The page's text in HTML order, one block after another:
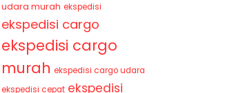
udara murah ekspedisi
ekspedisi cargo
ekspedisi cargo
murah ekspedisi cargo udara
ekspedisi cepat ekspedisi